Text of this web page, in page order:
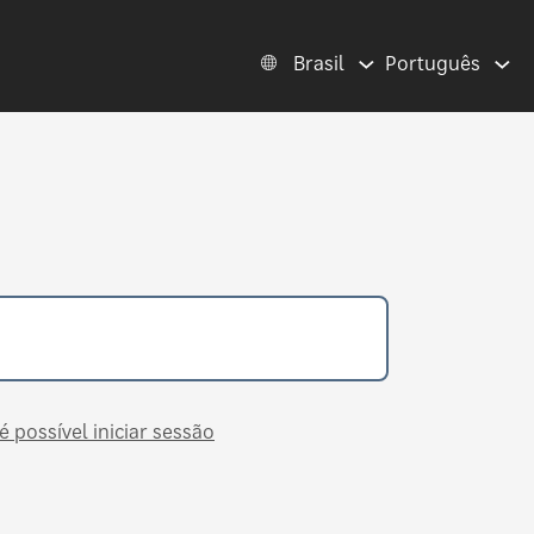
Brasil Português
possível iniciar sessão